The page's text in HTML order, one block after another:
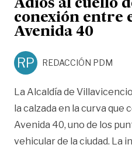
Adiós al cuello
conexión entre
Avenida 40
RP REDACCIÓN PDM
La Alcaldía de
la calzada en la curva que
Avenida 40, uno de los
vehicular de la ciudad. La